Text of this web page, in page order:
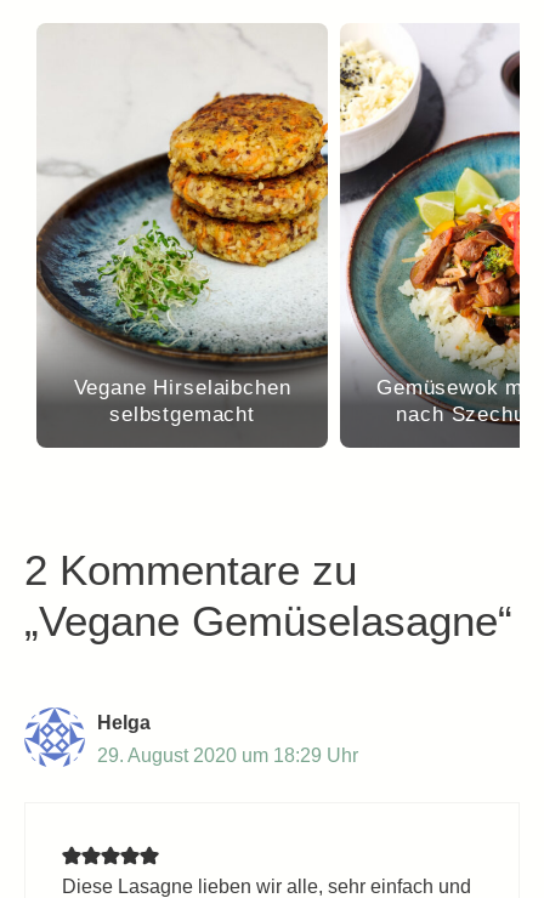
Vegane Hirselaibchen
selbstgemacht
Gemüsewok mit
nach
2 Kommentare zu
„Vegane Gemüselasagne“
Helga
29. August 2020 um 18:29 Uhr
Diese Lasagne lieben wir alle, sehr einfach und